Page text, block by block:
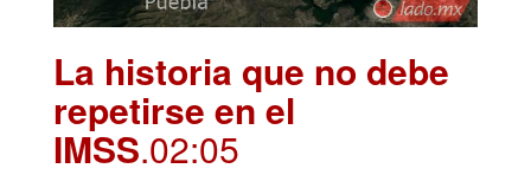
La historia que no debe
repetirse en el
IMSS.02:05